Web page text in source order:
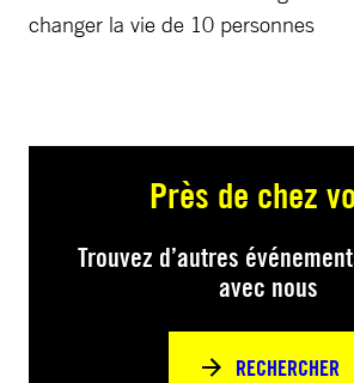
changer la vie de 10 personnes
Près de chez
Trouvez d’autres
avec nous
RECHERCHER